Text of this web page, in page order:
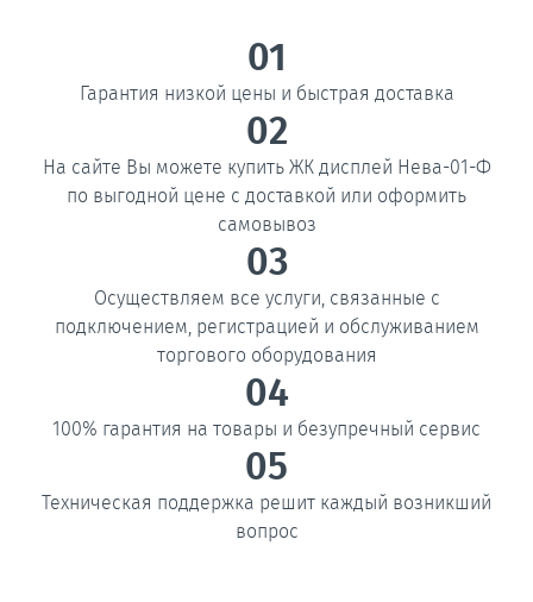
01
Гарантия низкой цены и быстрая доставка
02
На сайте Вы можете купить ЖК дисплей Нева-01-Ф
по выгодной цене с доставкой или оформить
самовывоз
03
Осуществляем все услуги, связанные с
подключением, регистрацией и обслуживанием
торгового оборудования
04
100% гарантия на товары и безупречный сервис
05
Техническая поддержка решит каждый возникший
вопрос